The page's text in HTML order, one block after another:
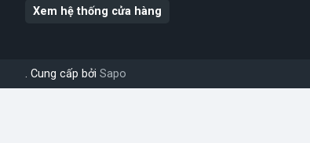
Xem hệ thống cửa hàng
. Cung cấp bởi Sapo